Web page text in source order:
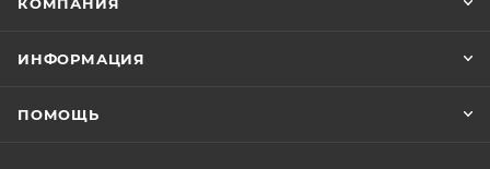
ИНФОРМАЦИЯ
ПОМОЩЬ